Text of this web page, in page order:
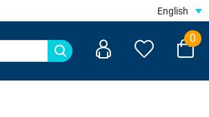
English
0